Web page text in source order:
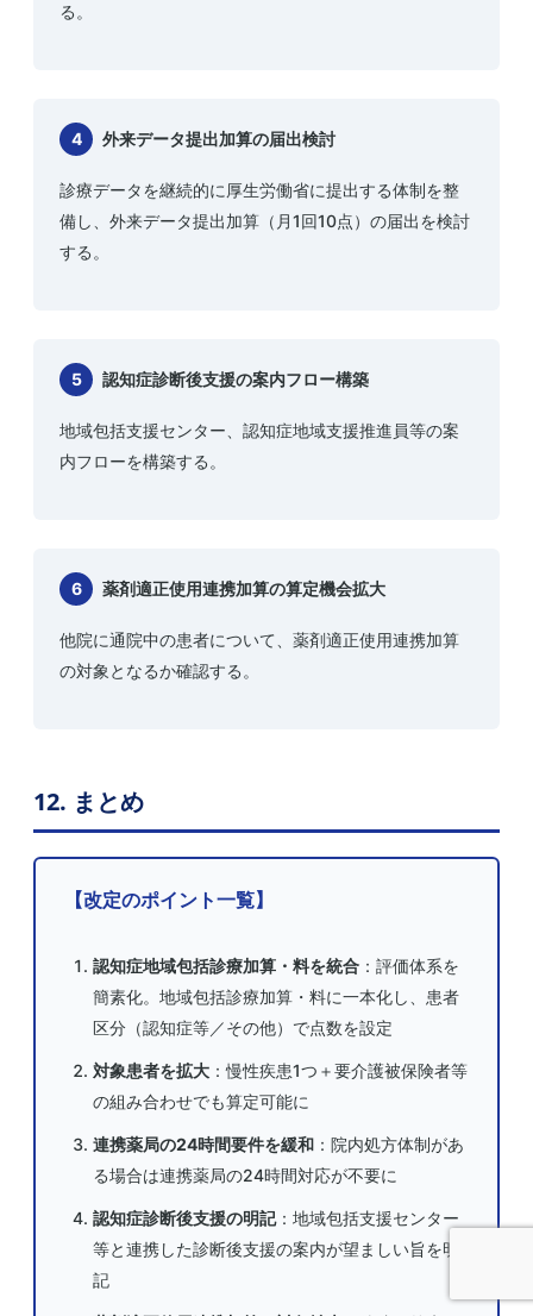
る。
4 外来データ提出加算の届出検討
診療データを継続的に厚生労働省に提出する体制を整
備し、外来データ提出加算（月1回10点）の届出を検討
する。
5 認知症診断後支援の案内フロー構築
地域包括支援センター、認知症地域支援推進員等の案
内フローを構築する。
6 薬剤適正使用連携加算の算定機会拡大
他院に通院中の患者について、薬剤適正使用連携加算
の対象となるか確認する。
12. まとめ
【改定のポイント一覧】
認知症地域包括診療加算・料を統合 ：評価体系を
簡素化。地域包括診療加算・料に一本化し、患者
区分（認知症等／その他）で点数を設定
対象患者を拡大 ：慢性疾患1つ＋要介護被保険者等
の組み合わせでも算定可能に
連携薬局の24時間要件を緩和 ：院内処方体制があ
る場合は連携薬局の24時間対応が不要に
認知症診断後支援の明記：地域包括支援センター
等と連携した診断後支援の案内が望ましい旨を明
記